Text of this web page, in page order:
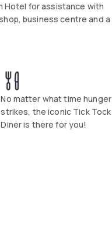
Hotel for assistance with
business centre and a
No matter what time hunger
strikes, the iconic Tick Tock
Diner is there for you!